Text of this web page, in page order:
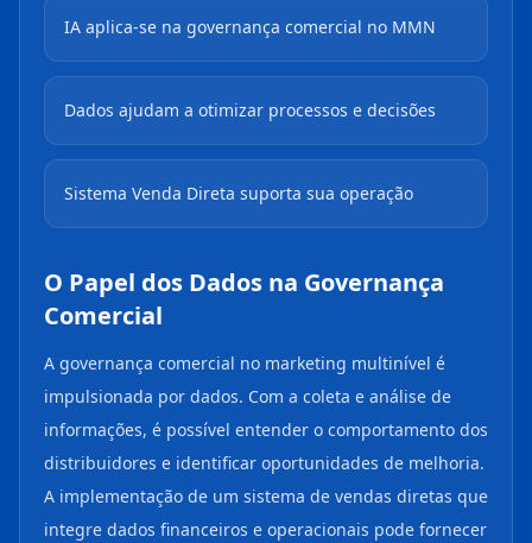
IA aplica-se na governança comercial no MMN
Dados ajudam a otimizar processos e decisões
Sistema Venda Direta suporta sua operação
O Papel dos Dados na Governança
Comercial
A governança comercial no marketing multinível é
impulsionada por dados. Com a coleta e análise de
informações, é possível entender o comportamento dos
distribuidores e identificar oportunidades de melhoria.
A implementação de um sistema de vendas diretas que
integre dados financeiros e operacionais pode fornecer